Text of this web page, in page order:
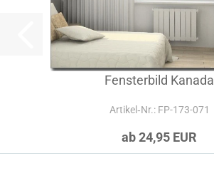
Fensterbild Kanada
Artikel‑Nr.: FP-173-071
ab 24,95 EUR